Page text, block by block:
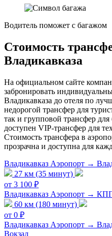
Водитель поможет с багажом
Стоимость
Владикавказа
На официальном сайте
забронировать
Владикавказа до отеля по
недорогой трансфер для
так и групповой трансфер
доступен VIP-трансфер для
Стоимость трансфера в
прозрачна и доступна для
Владикавказ Аэропорт →
27 км (35 минут)
от 3 100 ₽
Владикавказ Аэропорт →
60 км (180 минут)
от 0 ₽
Владикавказ Аэропорт →
Вокзал